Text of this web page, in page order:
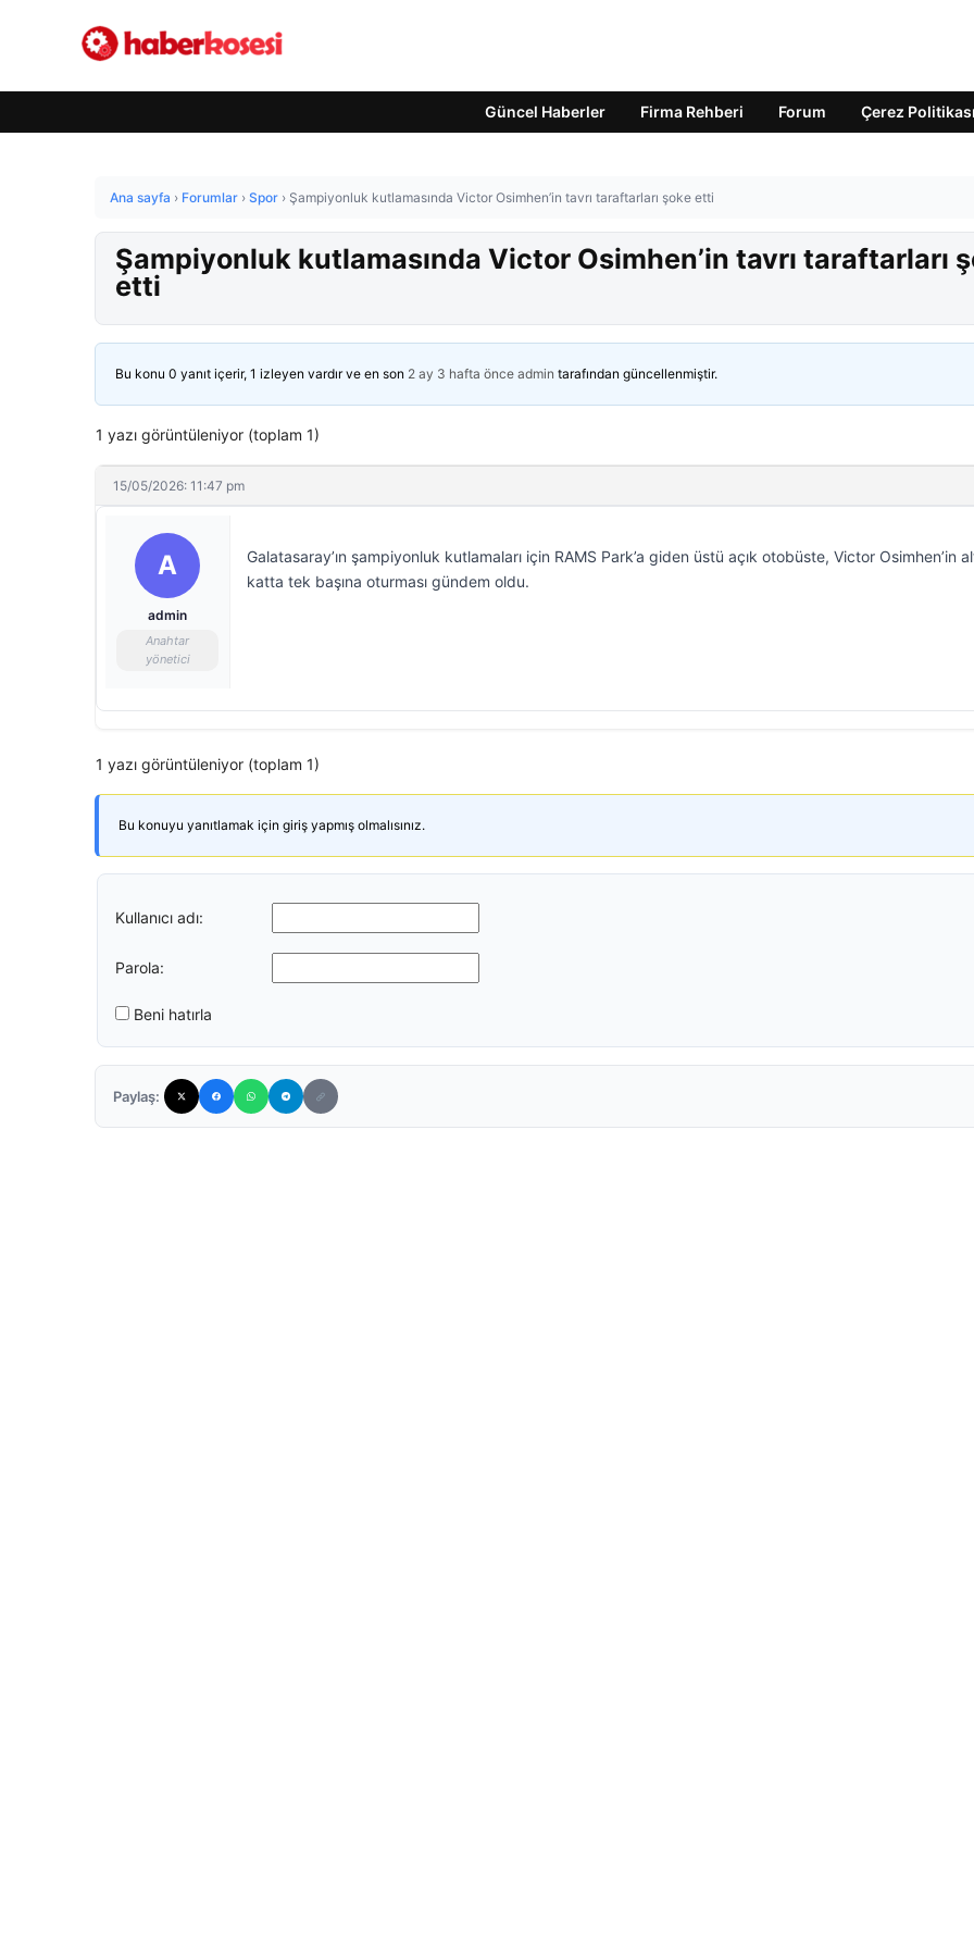
Güncel Haberler Firma Rehberi Forum Çerez Politikası
Ana sayfa › Forumlar › Spor › Şampiyonluk kutlamasında Victor Osimhen’in tavrı taraftarları şoke etti
Şampiyonluk kutlamasında Victor Osimhen’in tavrı taraftarları
etti
Bu konu 0 yanıt içerir, 1 izleyen vardır ve en son 2 ay 3 hafta önce admin tarafından güncellenmiştir.
1 yazı görüntüleniyor (toplam 1)
15/05/2026: 11:47 pm
A
admin
Anahtar
yönetici
Galatasaray’ın şampiyonluk kutlamaları için RAMS Park’a giden üstü açık otobüste, Victor Osimhen’in
katta tek başına oturması gündem oldu.
1 yazı görüntüleniyor (toplam 1)
Bu konuyu yanıtlamak için giriş yapmış olmalısınız.
Kullanıcı adı:
Parola:
Beni hatırla
Paylaş: